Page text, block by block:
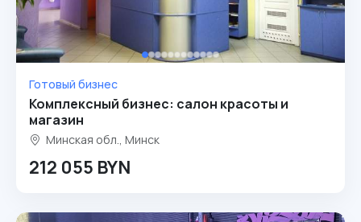
Готовый бизнес
Комплексный бизнес: салон красоты и
магазин
Минская обл., Минск
212 055 BYN